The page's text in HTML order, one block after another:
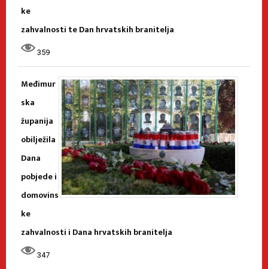
ke
zahvalnosti te Dan hrvatskih branitelja
359
Međimur
ska
županija
obilježila
Dana
pobjede i
domovins
ke
zahvalnosti i Dana hrvatskih branitelja
347